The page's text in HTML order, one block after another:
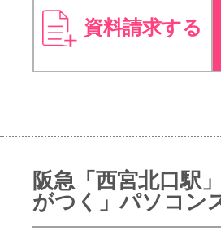
資料請求する
阪急「西宮北口駅
がつく」パソコン